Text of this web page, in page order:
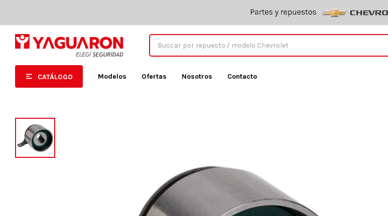
CATÁLOGO Modelos Ofertas Nosotros Contacto